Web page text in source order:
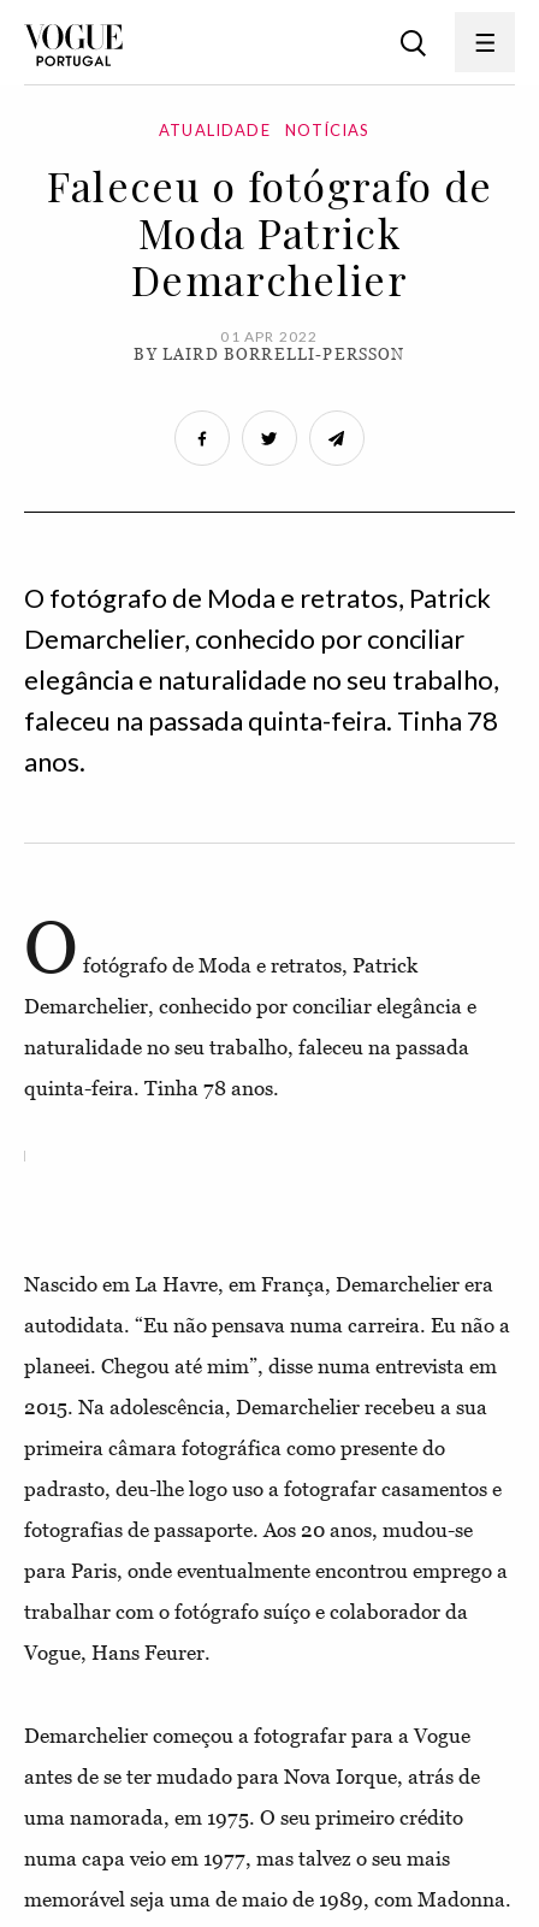
ATUALIDADE NOTÍCIAS
Faleceu o fotógrafo de
Moda Patrick
Demarchelier
01 APR 2022
BY LAIRD BORRELLI-PERSSON
O fotógrafo de Moda e retratos, Patrick
Demarchelier, conhecido por conciliar
elegância e naturalidade no seu trabalho,
faleceu na passada quinta-feira. Tinha 78
anos.
O fotógrafo de Moda e retratos, Patrick
Demarchelier, conhecido por conciliar elegância e
naturalidade no seu trabalho, faleceu na passada
quinta-feira. Tinha 78 anos.
Nascido em La Havre, em França, Demarchelier era
autodidata. “Eu não pensava numa carreira. Eu não a
planeei. Chegou até mim”, disse numa entrevista em
2015. Na adolescência, Demarchelier recebeu a sua
primeira câmara fotográfica como presente do
padrasto, deu-lhe logo uso a fotografar casamentos e
fotografias de passaporte. Aos 20 anos, mudou-se
para Paris, onde eventualmente encontrou emprego a
trabalhar com o fotógrafo suíço e colaborador da
Vogue, Hans Feurer.
Demarchelier começou a fotografar para a Vogue
antes de se ter mudado para Nova Iorque, atrás de
uma namorada, em 1975. O seu primeiro crédito
numa capa veio em 1977, mas talvez o seu mais
memorável seja uma de maio de 1989, com Madonna.